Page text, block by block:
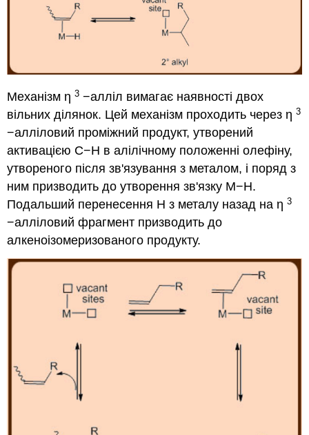
Механізм η3 −алліл вимагає наявності двох
вільних ділянок. Цей механізм проходить через η3
−алліловий проміжний продукт, утворений
активацією C−H в алілічному положенні олефіну,
утвореного після зв'язування з металом, і поряд з
ним призводить до утворення зв'язку M−H.
Подальший перенесення Н з металу назад на η3
−алліловий фрагмент призводить до
алкеноізомеризованого продукту.